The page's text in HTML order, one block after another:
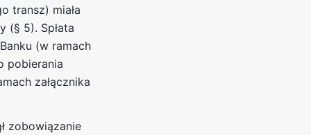
transz) miała
(§ 5). Spłata
(w ramach
pobierania
załącznika
zobowiązanie